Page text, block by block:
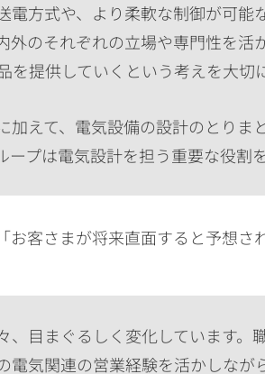
方式や、より柔軟な制御が可能
外のそれぞれの立場や専門性を活
提供していくという考えを大切
えて、電気設備の設計のとりま
プは電気設計を担う重要な役割
客さまが将来直面すると予想さ
、目まぐるしく変化しています。
気関連の営業経験を活かしなが